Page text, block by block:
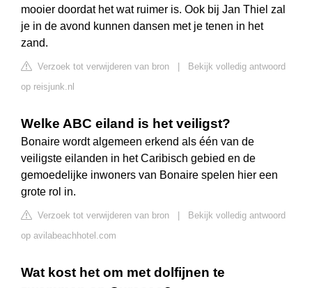
mooier doordat het wat ruimer is. Ook bij Jan Thiel zal
je in de avond kunnen dansen met je tenen in het
zand.
Verzoek tot verwijderen van bron
Bekijk volledig antwoord
op reisjunk.nl
Welke ABC eiland is het veiligst?
Bonaire wordt algemeen erkend als één van de
veiligste eilanden in het Caribisch gebied en de
gemoedelijke inwoners van Bonaire spelen hier een
grote rol in.
Verzoek tot verwijderen van bron
Bekijk volledig antwoord
op avilabeachhotel.com
Wat kost het om met dolfijnen te